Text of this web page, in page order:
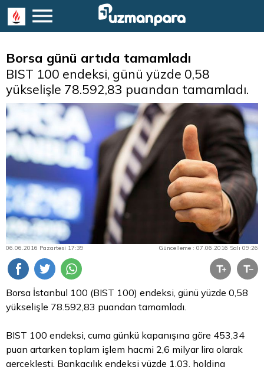
Borsa günü artıda tamamladı
BIST 100 endeksi, günü yüzde 0,58
yükselişle 78.592,83 puandan tamamladı.
06.06.2016 Pazartesi 17:39 Güncelleme : 07.06.2016 Salı 09:26
Borsa İstanbul 100 (BIST 100) endeksi, günü yüzde 0,58
yükselişle 78.592,83 puandan tamamladı.
BIST 100 endeksi, cuma günkü kapanışına göre 453,34
puan artarken toplam işlem hacmi 2,6 milyar lira olarak
gerçekleşti. Bankacılık endeksi yüzde 1,03, holding